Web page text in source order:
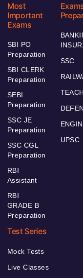
Most
Important
Exams
SBI PO
Preparation
SBI CLERK
Preparation
SEBI
Preparation
SSC JE
Preparation
SSC CGL
Preparation
RBI
Assistant
RBI
GRADE B
Preparation
SSC
UPSC
Test Series
Mock Tests
Live Classes